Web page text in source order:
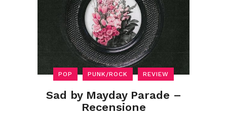
POP PUNK/ROCK REVIEW
Sad by Mayday Parade –
Recensione